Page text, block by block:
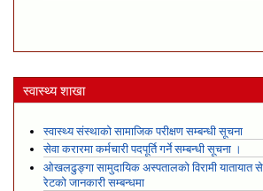
स्वास्थ्य शाखा
स्वास्थ्य संस्थाको सामाजिक परीक्षण सम्बन्धी सूचना
सेवा करारमा कर्मचारी पदपूर्ति गर्ने सम्बन्धी सूचना ।
ओखलढुङ्गा सामुदायिक अस्पतालको विरामी यातायात
रेटको जानकारी सम्बन्धमा